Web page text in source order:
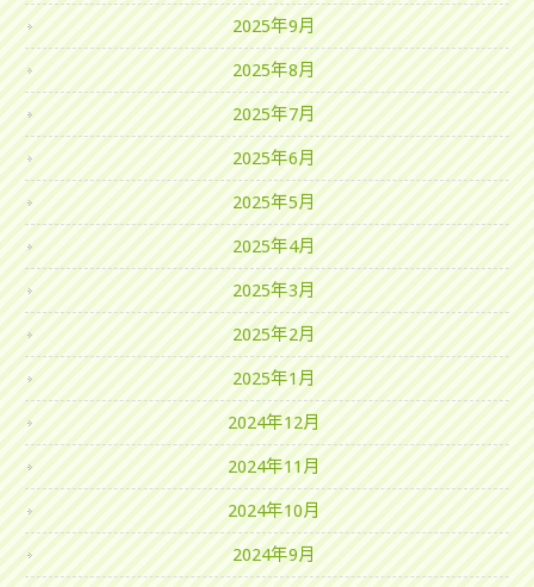
2025年9月
2025年8月
2025年7月
2025年6月
2025年5月
2025年4月
2025年3月
2025年2月
2025年1月
2024年12月
2024年11月
2024年10月
2024年9月